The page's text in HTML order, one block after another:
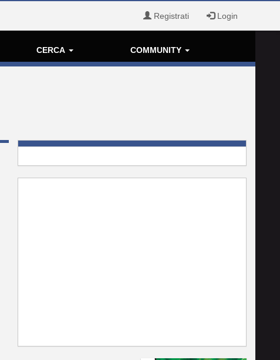
Registrati Login
CERCA COMMUNITY